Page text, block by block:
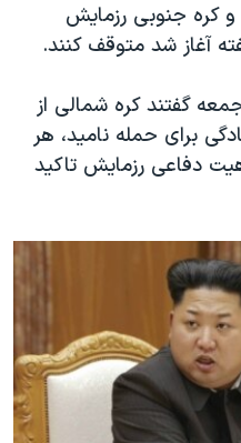
کره جنوبی رزمایش
آغاز شد متوقف کنند.
گفتند کره شمالی از
برای حمله نامید، هر
دفاعی رزمایش تاکید